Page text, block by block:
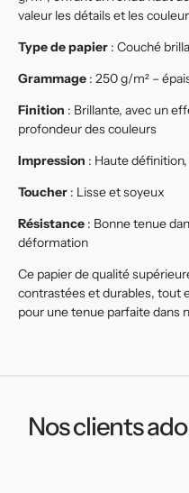
valeur les détails et les
Type de papier : Couché
Grammage : 250 g/m² –
Finition : Brillante, avec un
profondeur des couleurs
Impression : Haute
Toucher : Lisse et soyeux
Résistance : Bonne tenue
déformation
Ce papier de qualité
contrastées et durables, tout
pour une tenue parfaite dans
Nos clients